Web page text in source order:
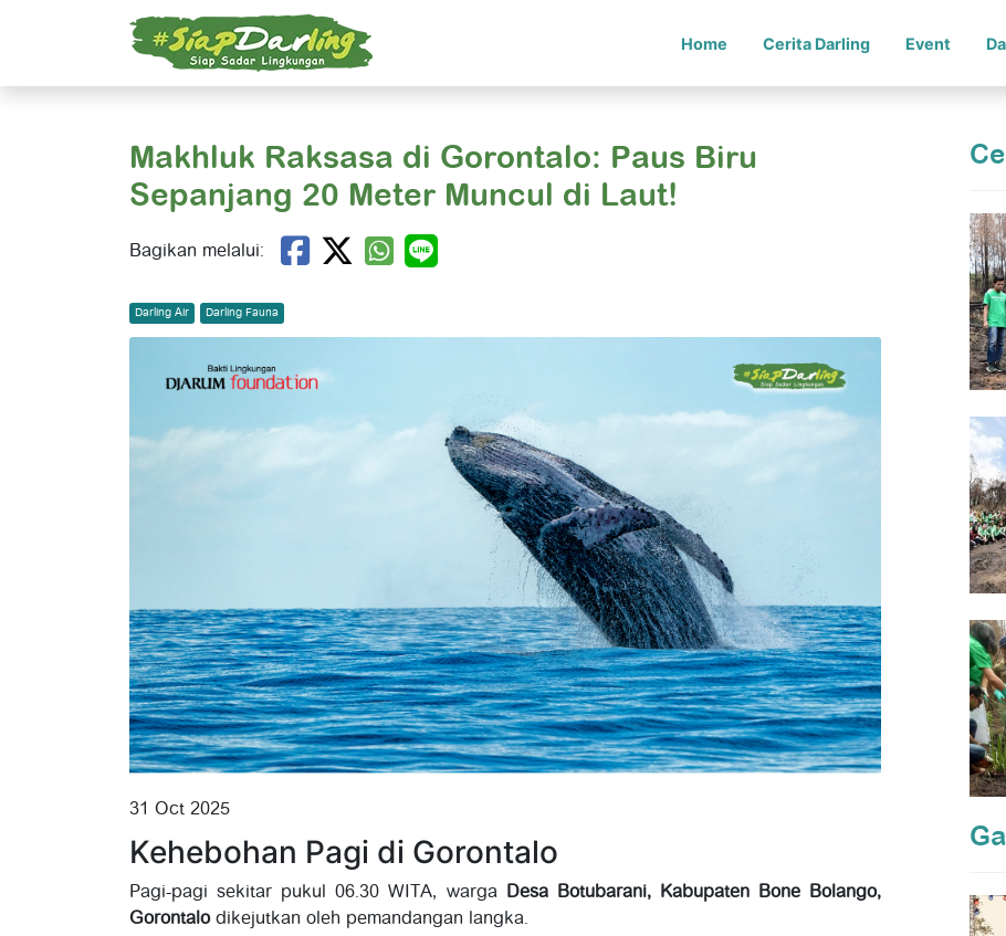
Home Cerita Darling Event
Makhluk Raksasa di Gorontalo: Paus Biru
Sepanjang 20 Meter Muncul di Laut!
Bagikan melalui:
Darling Air Darling Fauna
31 Oct 2025
Kehebohan Pagi di Gorontalo
Pagi-pagi sekitar pukul 06.30 WITA, warga Desa Botubarani, Kabupaten Bone Bolango,
Gorontalodikejutkan oleh pemandangan langka.